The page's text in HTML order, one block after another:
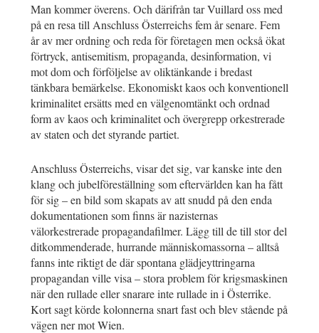
Man kommer överens. Och därifrån tar Vuillard oss med
på en resa till Anschluss Österreichs fem år senare. Fem
år av mer ordning och reda för företagen men också ökat
förtryck, antisemitism, propaganda, desinformation, vi
mot dom och förföljelse av oliktänkande i bredast
tänkbara bemärkelse. Ekonomiskt kaos och konventionell
kriminalitet ersätts med en välgenomtänkt och ordnad
form av kaos och kriminalitet och övergrepp orkestrerade
av staten och det styrande partiet.
Anschluss Österreichs, visar det sig, var kanske inte den
klang och jubelföreställning som eftervärlden kan ha fått
för sig – en bild som skapats av att snudd på den enda
dokumentationen som finns är nazisternas
välorkestrerade propagandafilmer. Lägg till de till stor del
ditkommenderade, hurrande människomassorna – alltså
fanns inte riktigt de där spontana glädjeyttringarna
propagandan ville visa – stora problem för krigsmaskinen
när den rullade eller snarare inte rullade in i Österrike.
Kort sagt körde kolonnerna snart fast och blev stående på
vägen ner mot Wien.